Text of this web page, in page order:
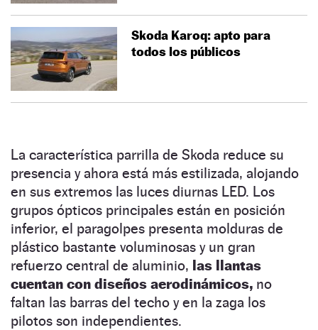
Skoda Karoq: apto para
todos los públicos
La característica parrilla de Skoda reduce su
presencia y ahora está más estilizada, alojando
en sus extremos las luces diurnas LED. Los
grupos ópticos principales están en posición
inferior, el paragolpes presenta molduras de
plástico bastante voluminosas y un gran
refuerzo central de aluminio, las llantas
cuentan con diseños aerodinámicos, no
faltan las barras del techo y en la zaga los
pilotos son independientes.